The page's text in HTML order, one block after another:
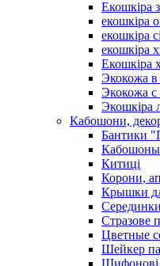
Екошкіра
екошкіра
екошкіра
екошкіра
Екошкіра
Экокожа в
Экокожа
Экошкiра
Кабошони,
Бантики
Кабошоны
Китиці
Корони,
Крышки
Стразове
Цветные
Шейкер
Шифонові